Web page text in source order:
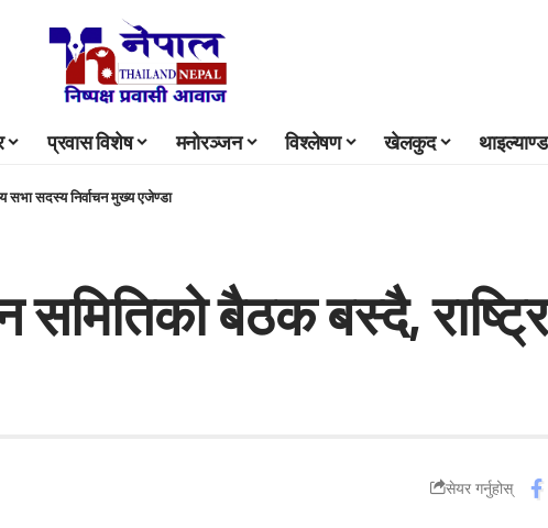
प्रवास विशेष मनोरञ्जन विश्लेषण खेलकुद
सभा सदस्य निर्वाचन मुख्य एजेण्डा
समितिको बैठक बस्दै,
सेयर गर्नुहोस्